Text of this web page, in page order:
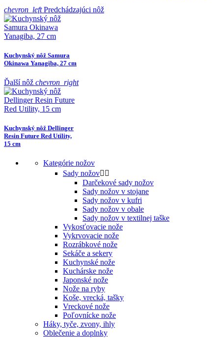
chevron_leftPredchádzajúci nôž
Kuchynský nôž Samura
Okinawa Yanagiba, 27 cm
Ďalší nôž chevron_right
Kuchynský nôž Dellinger
Resin Future Red Utility,
15 cm
Kategórie nožov
Sady nožov 
Darčekové sady nožov
Sady nožov v stojane
Sady nožov v kufri
Sady nožov v obale
Sady nožov v textilnej taške
Vykosťovacie nože
Vykrvovacie nože
Rozrábkové nože
Sekáče a sekery
Kuchynské nože
Kuchárske nože
Japonské nože
Nože na ryby
Koše, vrecká, tašky
Vreckové nože
Poľovnícke nože
Háky, tyče, zvony, ihly
Oblečenie a doplnky